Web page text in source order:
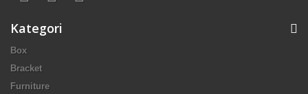
Kategori
Box
Bracket
Furniture